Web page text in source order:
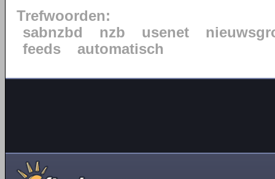
Trefwoorden:
sabnzbd
nzb usenet
feeds
automatisch